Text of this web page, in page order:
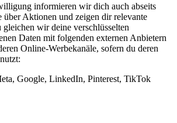
informieren wir dich auch abseits
über Aktionen und zeigen dir relevante
wir deine verschlüsselten
Daten mit folgenden externen Anbietern
Online-Werbekanäle, sofern du deren
Google, LinkedIn, Pinterest, TikTok